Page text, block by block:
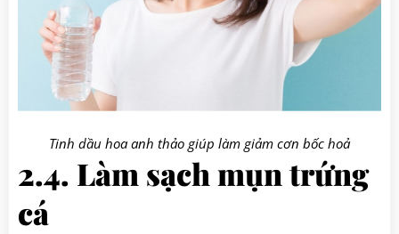
Tinh dầu hoa anh thảo giúp làm giảm cơn bốc hoả
2.4. Làm sạch mụn trứng
cá